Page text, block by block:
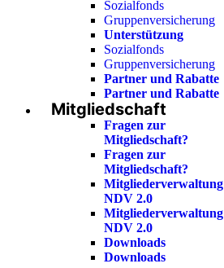
Sozialfonds
Gruppenversicherung
Unterstützung
Sozialfonds
Gruppenversicherung
Partner und Rabatte
Partner und Rabatte
Mitgliedschaft
Fragen zur
Mitgliedschaft?
Fragen zur
Mitgliedschaft?
Mitgliederverwaltung
NDV 2.0
Mitgliederverwaltung
NDV 2.0
Downloads
Downloads